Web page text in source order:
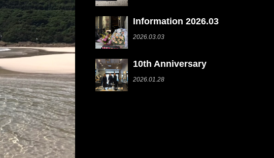
Information 2026.03
2026.03.03
10th Anniversary
2026.01.28